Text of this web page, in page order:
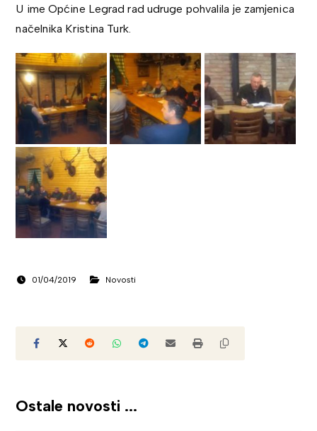
U ime Općine Legrad rad udruge pohvalila je zamjenica
načelnika Kristina Turk.
01/04/2019 Novosti
Ostale novosti ...